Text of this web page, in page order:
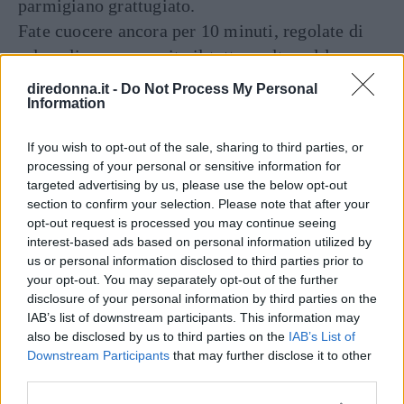
diredonna.it - Do Not Process My Personal
Information
If you wish to opt-out of the sale, sharing to third parties, or
processing of your personal or sensitive information for
targeted advertising by us, please use the below opt-out
section to confirm your selection. Please note that after your
opt-out request is processed you may continue seeing
interest-based ads based on personal information utilized by
us or personal information disclosed to third parties prior to
your opt-out. You may separately opt-out of the further
disclosure of your personal information by third parties on the
IAB’s list of downstream participants. This information may
also be disclosed by us to third parties on the IAB’s List of
Downstream Participants that may further disclose it to other
parmigiano grattugiato.
Fate cuocere ancora per 10 minuti, regolate di
sale e di pepe e servite il tutto molto caldo.
Abbinare fette di pane casereccio abbrustolito è
il tocco finale.
Continua a leggere dopo la pubblicità
DOSI PER 4 PERSONE
INGREDIENTI
450 g. di trippa di vitello
1 patata grande – 1 grossa carota
1 sedano – 1 porro – 1 cipolla